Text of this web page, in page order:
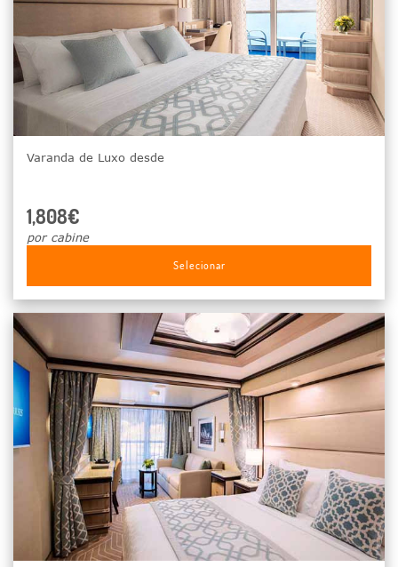
Varanda de Luxo desde
1,808€
por cabine
Selecionar